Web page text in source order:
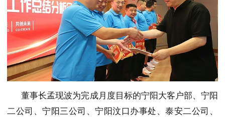
董事长孟现波为完成月度目标的宁阳大客户部、宁阳
二公司、宁阳三公司、宁阳汶口办事处、泰安二公司、